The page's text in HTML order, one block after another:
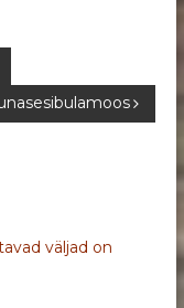
väljad on